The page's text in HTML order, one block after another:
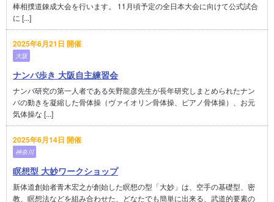
棒相撲道錬成大会を行います。 11月頃予定の全日本大会に向けて公式試合
に [...]
2025年6月21日 開催
大阪
ナンバ歩き 大阪自主練習会
ナンバ研究の第一人者である矢野龍彦先生が長年研究しまとめられたナン
バの動きを凝縮した骨体操（ヴァイオリン骨体操、ピアノ骨体操）、お元
気体操な [...]
2025年6月14日 開催
神奈川
瞑想型 大妙ワークショップ
新体道創始者青木宏之が創始した瞑想の型「大妙」は、空手の基礎型、密
教、瞑想法などを組み合わせた、どなたでも簡単に出来る、武道的要素の